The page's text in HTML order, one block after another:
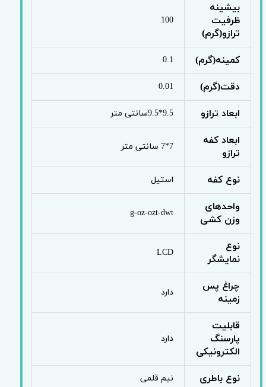
بیشینه
ظرفیت
ترازو(گرم)
100
کمینه(گرم) 0.1
دقت(گرم) 0.01
ابعاد ترازو 9.5*9.5سانتی متر
ابعاد کفه
ترازو
7*7 سانتی متر
نوع کفه استیل
واحدهای
وزن کشی
g-oz-ozt-dwt
نوع
نمایشگر
LCD
چراغ پس
زمینه
دارد
قابلیت
پارسنگ
الکترونیکی
دارد
نوع باطری نیم قلمی